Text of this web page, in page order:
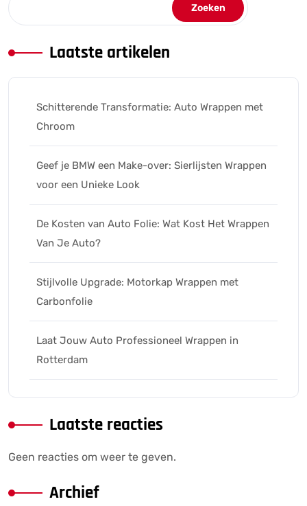
Zoeken
Laatste artikelen
Schitterende Transformatie: Auto Wrappen met
Chroom
Geef je BMW een Make-over: Sierlijsten Wrappen
voor een Unieke Look
De Kosten van Auto Folie: Wat Kost Het Wrappen
Van Je Auto?
Stijlvolle Upgrade: Motorkap Wrappen met
Carbonfolie
Laat Jouw Auto Professioneel Wrappen in
Rotterdam
Laatste reacties
Geen reacties om weer te geven.
Archief